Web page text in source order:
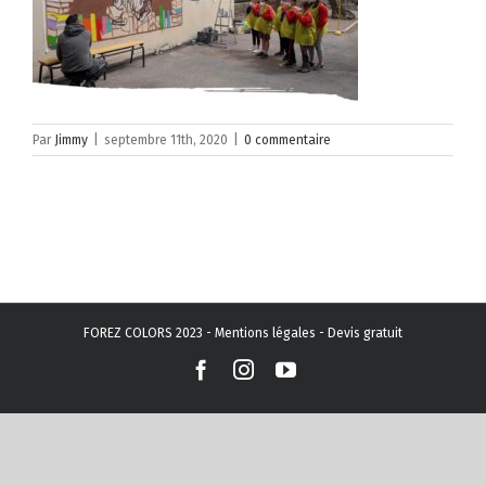
Par Jimmy septembre 11th, 2020 0 commentaire
FOREZ COLORS 2023 - Mentions légales - Devis gratuit
Facebook
InstagramYouTube